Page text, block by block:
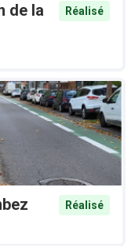
de la
Réalisé
Réalisé